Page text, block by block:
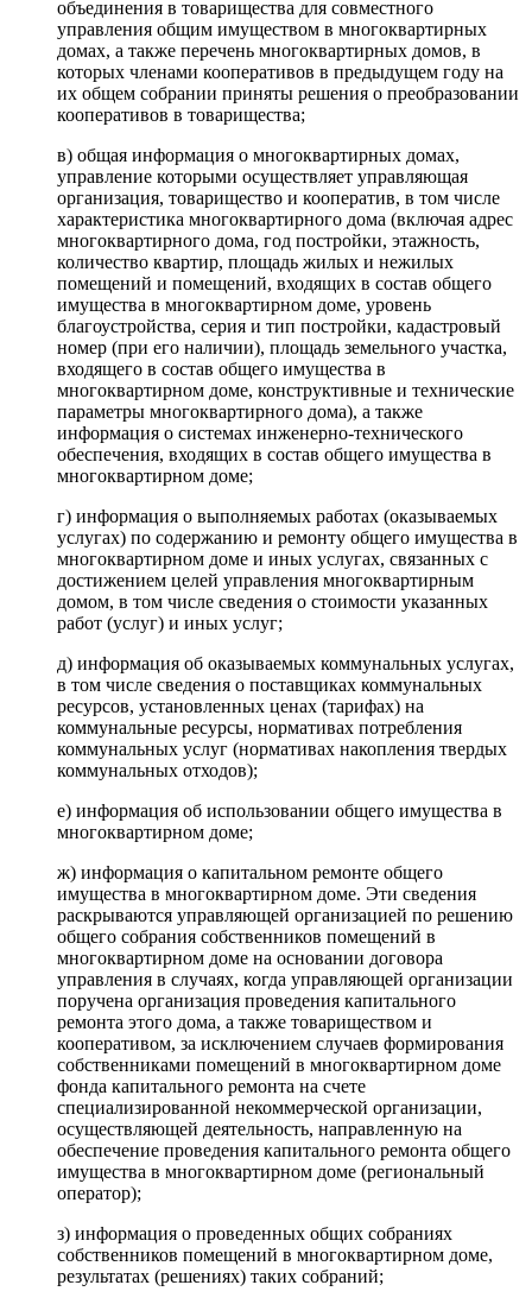
объединения в товарищества для совместного
управления общим имуществом в многоквартирных
домах, а также перечень многоквартирных домов, в
которых членами кооперативов в предыдущем году на
их общем собрании приняты решения о преобразовании
кооперативов в товарищества;
в) общая информация о многоквартирных домах,
управление которыми осуществляет управляющая
организация, товарищество и кооператив, в том числе
характеристика многоквартирного дома (включая адрес
многоквартирного дома, год постройки, этажность,
количество квартир, площадь жилых и нежилых
помещений и помещений, входящих в состав общего
имущества в многоквартирном доме, уровень
благоустройства, серия и тип постройки, кадастровый
номер (при его наличии), площадь земельного участка,
входящего в состав общего имущества в
многоквартирном доме, конструктивные и технические
параметры многоквартирного дома), а также
информация о системах инженерно-технического
обеспечения, входящих в состав общего имущества в
многоквартирном доме;
г) информация о выполняемых работах (оказываемых
услугах) по содержанию и ремонту общего имущества в
многоквартирном доме и иных услугах, связанных с
достижением целей управления многоквартирным
домом, в том числе сведения о стоимости указанных
работ (услуг) и иных услуг;
д) информация об оказываемых коммунальных услугах,
в том числе сведения о поставщиках коммунальных
ресурсов, установленных ценах (тарифах) на
коммунальные ресурсы, нормативах потребления
коммунальных услуг (нормативах накопления твердых
коммунальных отходов);
е) информация об использовании общего имущества в
многоквартирном доме;
ж) информация о капитальном ремонте общего
имущества в многоквартирном доме. Эти сведения
раскрываются управляющей организацией по решению
общего собрания собственников помещений в
многоквартирном доме на основании договора
управления в случаях, когда управляющей организации
поручена организация проведения капитального
ремонта этого дома, а также товариществом и
кооперативом, за исключением случаев формирования
собственниками помещений в многоквартирном доме
фонда капитального ремонта на счете
специализированной некоммерческой организации,
осуществляющей деятельность, направленную на
обеспечение проведения капитального ремонта общего
имущества в многоквартирном доме (региональный
оператор);
з) информация о проведенных общих собраниях
собственников помещений в многоквартирном доме,
результатах (решениях) таких собраний;